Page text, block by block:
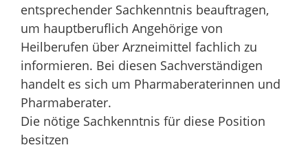
entsprechender Sachkenntnis beauftragen,
um hauptberuflich Angehörige von
Heilberufen über Arzneimittel fachlich zu
informieren. Bei diesen Sachverständigen
handelt es sich um Pharmaberaterinnen und
Pharmaberater.
Die nötige Sachkenntnis für diese Position
besitzen